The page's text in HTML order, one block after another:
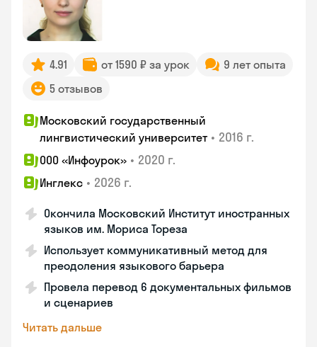
4.91 от 1590 ₽ за урок
9 лет опыта
5 отзывов
Московский государственный
лингвистический университет • 2016 г.
ООО «Инфоурок» • 2020 г.
Инглекс • 2026 г.
Окончила Московский Институт иностранных
языков им. Мориса Тореза
Использует коммуникативный метод для
преодоления языкового барьера
Провела перевод 6 документальных фильмов
и сценариев
Читать дальше